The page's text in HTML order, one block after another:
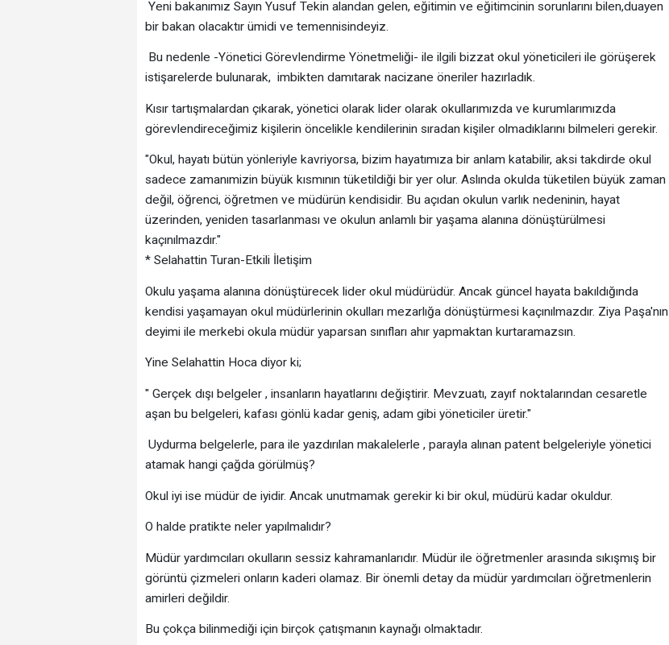
Yeni bakanımız Sayın Yusuf Tekin alandan gelen, eğitimin ve eğitimcinin sorunlarını bilen,duayen
bir bakan olacaktır ümidi ve temennisindeyiz.
Bu nedenle -Yönetici Görevlendirme Yönetmeliği- ile ilgili bizzat okul yöneticileri ile görüşerek
istişarelerde bulunarak, imbikten damıtarak nacizane öneriler hazırladık.
Kısır tartışmalardan çıkarak, yönetici olarak lider olarak okullarımızda ve kurumlarımızda
görevlendireceğimiz kişilerin öncelikle kendilerinin sıradan kişiler olmadıklarını bilmeleri gerekir.
"Okul, hayatı bütün yönleriyle kavriyorsa, bizim hayatımıza bir anlam katabilir, aksi takdirde okul
sadece zamanımizin büyük kısmının tüketildiği bir yer olur. Aslında okulda tüketilen büyük zaman
değil, öğrenci, öğretmen ve müdürün kendisidir. Bu açıdan okulun varlık nedeninin, hayat
üzerinden, yeniden tasarlanması ve okulun anlamlı bir yaşama alanına dönüştürülmesi
kaçınılmazdır."
* Selahattin Turan-Etkili İletişim
Okulu yaşama alanına dönüştürecek lider okul müdürüdür. Ancak güncel hayata bakıldığında
kendisi yaşamayan okul müdürlerinin okulları mezarlığa dönüştürmesi kaçınılmazdır. Ziya Paşa'nın
deyimi ile merkebi okula müdür yaparsan sınıfları ahır yapmaktan kurtaramazsın.
Yine Selahattin Hoca diyor ki;
" Gerçek dışı belgeler , insanların hayatlarını değiştirir. Mevzuatı, zayıf noktalarından cesaretle
aşan bu belgeleri, kafası gönlü kadar geniş, adam gibi yöneticiler üretir."
Uydurma belgelerle, para ile yazdırılan makalelerle , parayla alınan patent belgeleriyle yönetici
atamak hangi çağda görülmüş?
Okul iyi ise müdür de iyidir. Ancak unutmamak gerekir ki bir okul, müdürü kadar okuldur.
O halde pratikte neler yapılmalıdır?
Müdür yardımcıları okulların sessiz kahramanlarıdır. Müdür ile öğretmenler arasında sıkışmış bir
görüntü çizmeleri onların kaderi olamaz. Bir önemli detay da müdür yardımcıları öğretmenlerin
amirleri değildir.
Bu çokça bilinmediği için birçok çatışmanın kaynağı olmaktadır.